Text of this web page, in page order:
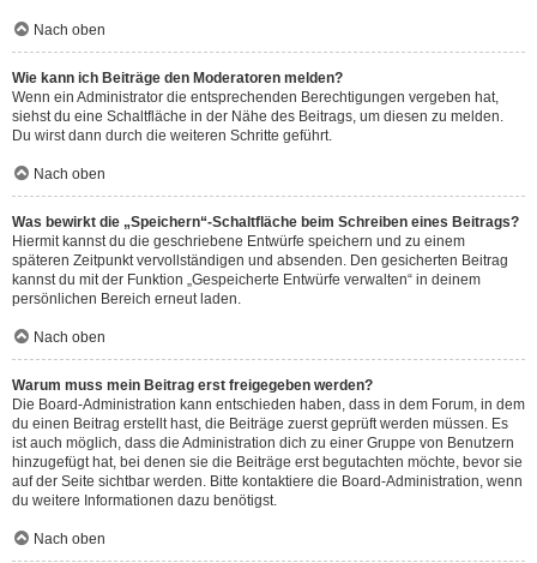
Nach oben
Wie kann ich Beiträge den Moderatoren melden?
Wenn ein Administrator die entsprechenden Berechtigungen vergeben hat,
siehst du eine Schaltfläche in der Nähe des Beitrags, um diesen zu melden.
Du wirst dann durch die weiteren Schritte geführt.
Nach oben
Was bewirkt die „Speichern“-Schaltfläche beim Schreiben eines Beitrags?
Hiermit kannst du die geschriebene Entwürfe speichern und zu einem
späteren Zeitpunkt vervollständigen und absenden. Den gesicherten Beitrag
kannst du mit der Funktion „Gespeicherte Entwürfe verwalten“ in deinem
persönlichen Bereich erneut laden.
Nach oben
Warum muss mein Beitrag erst freigegeben werden?
Die Board-Administration kann entschieden haben, dass in dem Forum, in dem
du einen Beitrag erstellt hast, die Beiträge zuerst geprüft werden müssen. Es
ist auch möglich, dass die Administration dich zu einer Gruppe von Benutzern
hinzugefügt hat, bei denen sie die Beiträge erst begutachten möchte, bevor sie
auf der Seite sichtbar werden. Bitte kontaktiere die Board-Administration, wenn
du weitere Informationen dazu benötigst.
Nach oben